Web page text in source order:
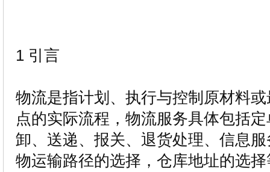
1 引言
物流是指计划、执行与控制原材料
点的实际流程，物流服务具体包括
卸、送递、报关、退货处理、信息
物运输路径的选择，仓库地址的选